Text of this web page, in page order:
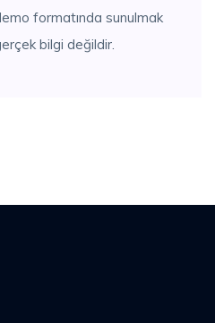
formatında sunulmak
bilgi değildir.